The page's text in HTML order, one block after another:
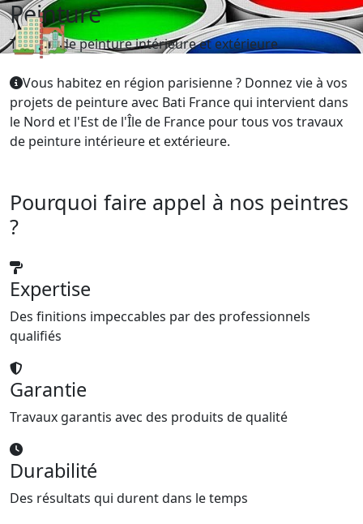
Peinture
Travaux de peinture intérieure et extérieure
Vous habitez en région parisienne ? Donnez vie à vos
projets de peinture avec Bati France qui intervient dans
le Nord et l'Est de l'Île de France pour tous vos travaux
de peinture intérieure et extérieure.
Pourquoi faire appel à nos peintres
?
Expertise
Des finitions impeccables par des professionnels
qualifiés
Garantie
Travaux garantis avec des produits de qualité
Durabilité
Des résultats qui durent dans le temps